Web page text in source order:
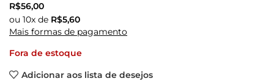
R$56,00
ou 10x de R$5,60
Mais formas de pagamento
Fora de estoque
Adicionar aos lista de desejos